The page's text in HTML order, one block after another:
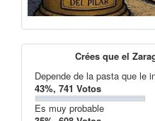
Crées que el
Depende de la pasta que le
43%, 741 Votos
Es muy probable